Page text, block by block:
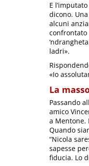
E
dicono.
alcuni
confrontato
ladri».
«Io
La
Passando
amico
a Mentone.
Quando
“Nicola
sapesse
fiducia. Lo